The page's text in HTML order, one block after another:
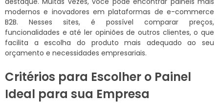
modernos e inovadores em plataformas de e-commerce
B2B. Nesses sites, é possível comparar preços,
funcionalidades e até ler opiniões de outros clientes, o que
facilita a escolha do produto mais adequado ao seu
orçamento e necessidades empresariais.
Critérios para Escolher o Painel
Ideal para sua Empresa